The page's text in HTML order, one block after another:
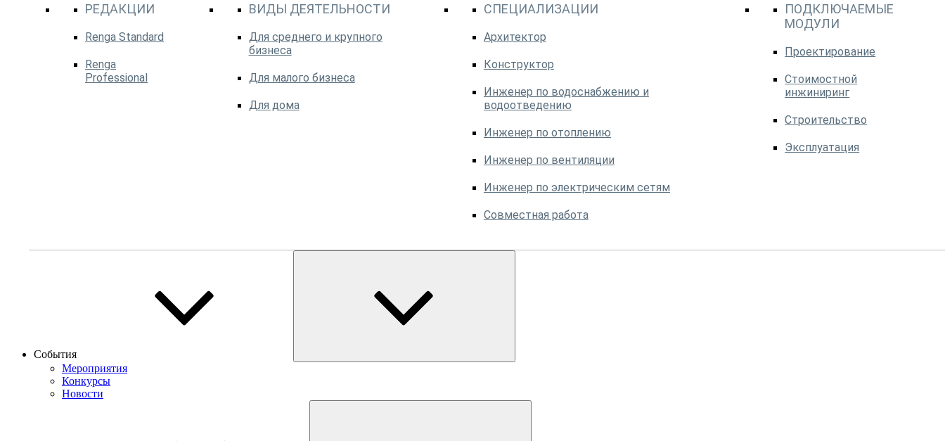
РЕДАКЦИИ
Renga Standard
Renga
Professional
ВИДЫ ДЕЯТЕЛЬНОСТИ
Для среднего и крупного
бизнеса
Для малого бизнеса
Для дома
СПЕЦИАЛИЗАЦИИ
Архитектор
Конструктор
Инженер по водоснабжению и
водоотведению
Инженер по отоплению
Инженер по вентиляции
Инженер по электрическим сетям
Совместная работа
ПОДКЛЮЧАЕМЫЕ
МОДУЛИ
Проектирование
Стоимостной
инжиниринг
Строительство
Эксплуатация
События
Мероприятия
Конкурсы
Новости